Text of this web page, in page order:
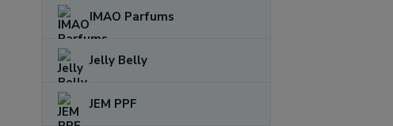
IMAO Parfums
Jelly Belly
JEM PPF